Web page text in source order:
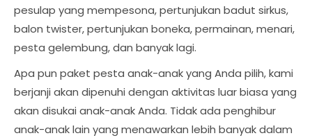
pesulap yang mempesona, pertunjukan badut sirkus,
balon twister, pertunjukan boneka, permainan, menari,
pesta gelembung, dan banyak lagi.
Apa pun paket pesta anak-anak yang Anda pilih, kami
berjanji akan dipenuhi dengan aktivitas luar biasa yang
akan disukai anak-anak Anda. Tidak ada penghibur
anak-anak lain yang menawarkan lebih banyak dalam